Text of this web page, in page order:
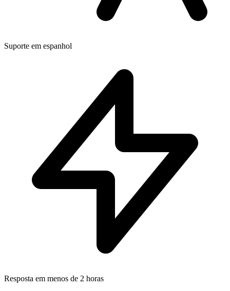
Suporte em espanhol
Resposta em menos de 2 horas